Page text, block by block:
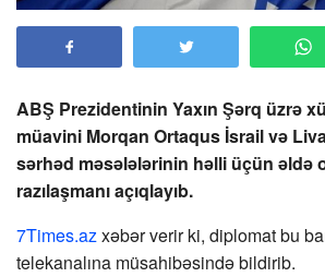
ABŞ Prezidentinin Yaxın Şərq üzrə
müavini Morqan Ortaqus İsrail və
sərhəd məsələlərinin həlli üçün əldə
razılaşmanı açıqlayıb.
7Times.azxəbər verir ki, diplomat bu
telekanalına müsahibəsində bildirib.